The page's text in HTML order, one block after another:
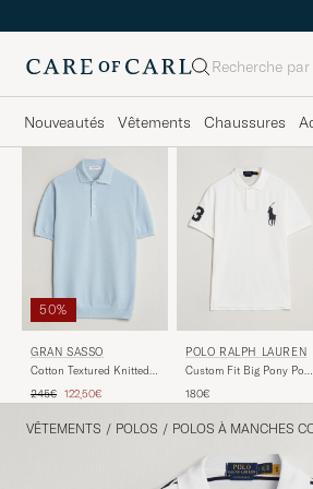
Rechercher
Nouveautés Vêtements Chaussures
50%
GRAN SASSO
Cotton Textured Knitted
Prix ordinaire
245€ Prix réduit
122,50€
POLO RALPH LAUREN
Custom Fit Big Pony Polo
180€
VÊTEMENTS / POLOS / POLOS À MANCHES